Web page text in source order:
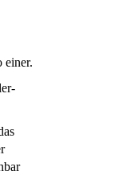
einer.